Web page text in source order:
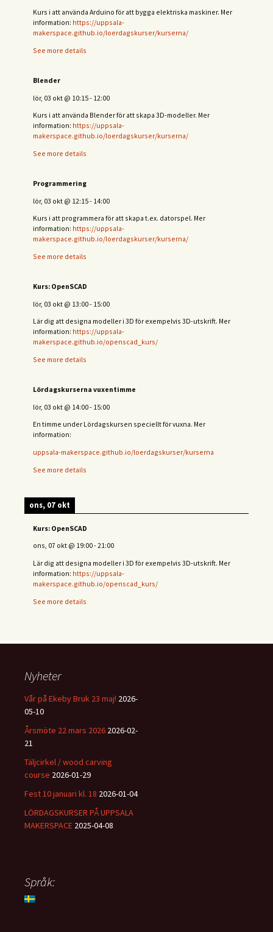
Kurs i att använda Arduino för att bygga elektriska maskiner. Mer
information: https://uppsala-
makerspace.github.io/loerdagskurser/kurserna/
See more details
Blender
lör, 03 okt @ 10:15- 12:00
Kurs i att använda Blender för att skapa 3D-modeller. Mer
information: https://uppsala-
makerspace.github.io/loerdagskurser/kurserna/
See more details
Programmering
lör, 03 okt @ 12:15- 14:00
Kurs i att programmera för att skapa t.ex. datorspel. Mer
information: https://uppsala-
makerspace.github.io/loerdagskurser/kurserna/
See more details
Kurs: OpenSCAD
lör, 03 okt @ 13:00- 15:00
Lär dig att designa modeller i 3D för exempelvis 3D-utskrift. Mer
information: https://uppsala-
makerspace.github.io/openscad_kurs/
See more details
Lördagskurserna vuxentimme
lör, 03 okt @ 14:00- 15:00
En timme under Lördagskursen speciellt för vuxna. Mer
information:
uppsala-makerspace.github.io/loerdagskurser/kurserna
See more details
ons, 07 okt
Kurs: OpenSCAD
ons, 07 okt @ 19:00-21:00
Lär dig att designa modeller i 3D för exempelvis 3D-utskrift. Mer
information: https://uppsala-
makerspace.github.io/openscad_kurs/
See more details
Nyheter
Vår på Ekeby Bruk 23 maj! 2026-
05-10
Årsmöte 22 mars 2026 2026-02-
21
Täljcirkel / wood carving
course 2026-01-29
Fest 10 januari kl. 18 2026-01-04
LÖRDAGSKURSER PÅ UPPSALA
MAKERSPACE 2025-04-08
Språk: